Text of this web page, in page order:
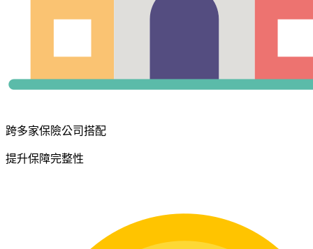
跨多家保險公司搭配
提升保障完整性